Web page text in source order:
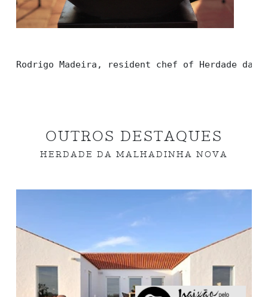
Rodrigo Madeira, resident chef of Herdade da
OUTROS DESTAQUES
HERDADE DA MALHADINHA NOVA